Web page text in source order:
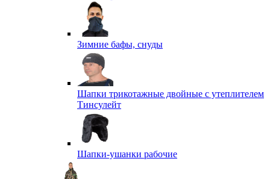
Зимние бафы, снуды
Шапки трикотажные двойные с утеплителем
Тинсулейт
Шапки-ушанки рабочие